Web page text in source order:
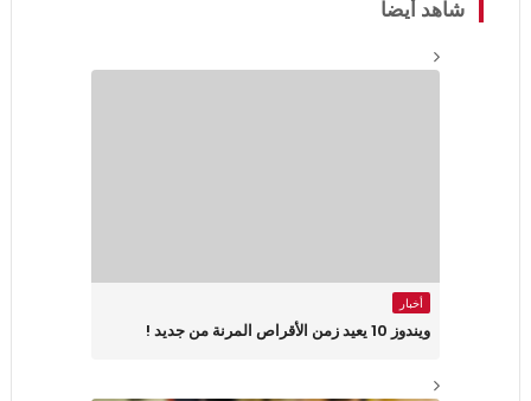
شاهد أيضاً
أخبار
ويندوز 10 يعيد زمن الأقراص المرنة من جديد !